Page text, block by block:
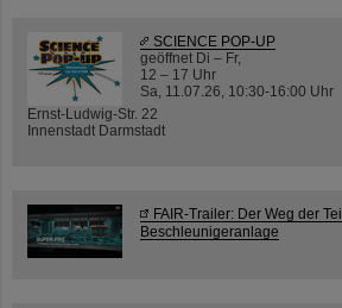
SCIENCE POP-UP
geöffnet Di – Fr,
12 – 17 Uhr
Sa, 11.07.26, 10:30-16:00 Uhr
Ernst-Ludwig-Str. 22
Innenstadt Darmstadt
FAIR-Trailer: Der Weg der
Beschleunigeranlage